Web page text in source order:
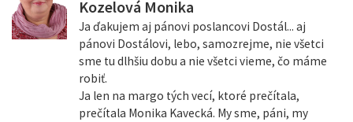
Kozelová Monika
Ja ďakujem aj pánovi poslancovi Dostál... aj
pánovi Dostálovi, lebo, samozrejme, nie všetci
sme tu dlhšiu dobu a nie všetci vieme, čo máme
robiť.
Ja len na margo tých vecí, ktoré prečítala,
prečítala Monika Kavecká. My sme, páni, my